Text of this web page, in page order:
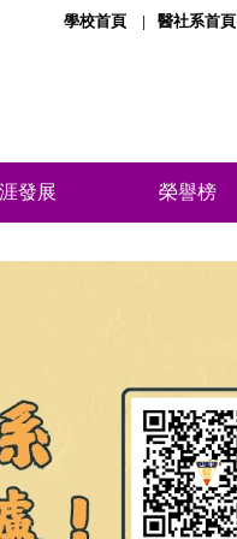
學校首頁 醫社系首頁
發展 榮譽榜